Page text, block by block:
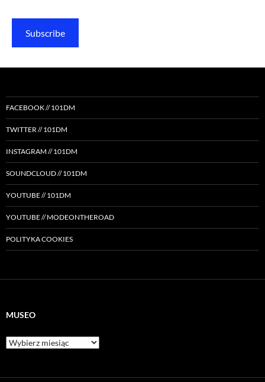
Subscribe
FACEBOOK // 101DM
TWITTER // 101DM
INSTAGRAM // 101DM
SOUNDCLOUD // 101DM
YOUTUBE // 101DM
YOUTUBE // MODEONTHEROAD
POLITYKA COOKIES
MUSEO
Museo